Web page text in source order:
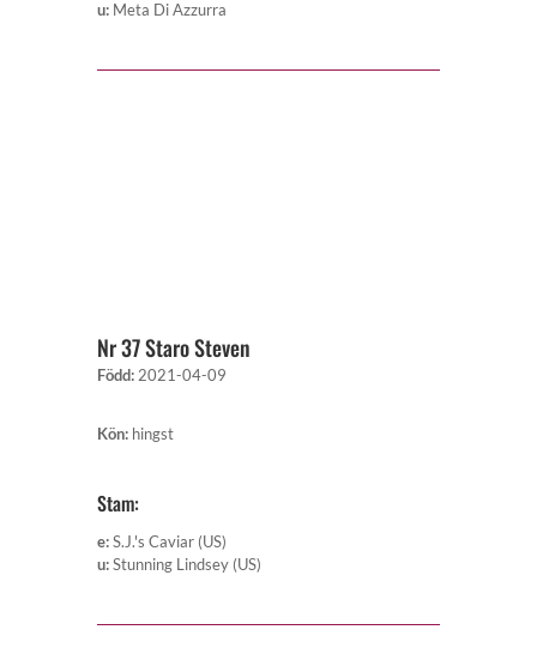
u: Meta Di Azzurra
Nr 37 Staro Steven
Född: 2021-04-09
Kön: hingst
Stam:
e:S.J.'s Caviar (US)
u:Stunning Lindsey (US)